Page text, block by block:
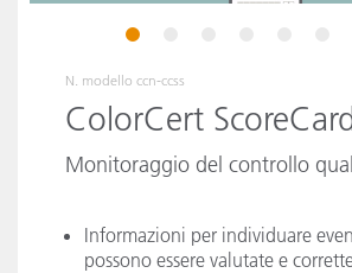
1
N. modello ccn-ccss
ColorCert
Monitoraggio del controllo
Informazioni per individuare
possono essere valutate e